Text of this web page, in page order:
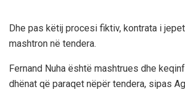
Dhe pas këtij procesi fiktiv, kontrata i
mashtron në tendera.
Fernand Nuha është mashtrues dhe
dhënat që paraqet nëpër tendera, sipas